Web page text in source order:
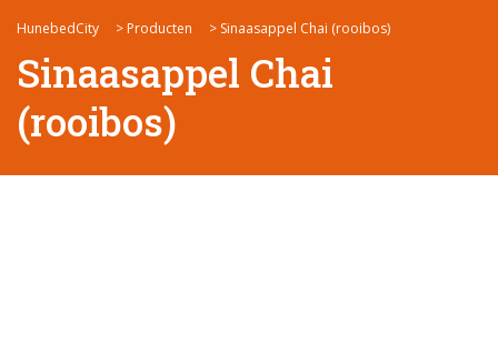
HunebedCity > Producten > Sinaasappel Chai (rooibos)
Sinaasappel Chai
(rooibos)